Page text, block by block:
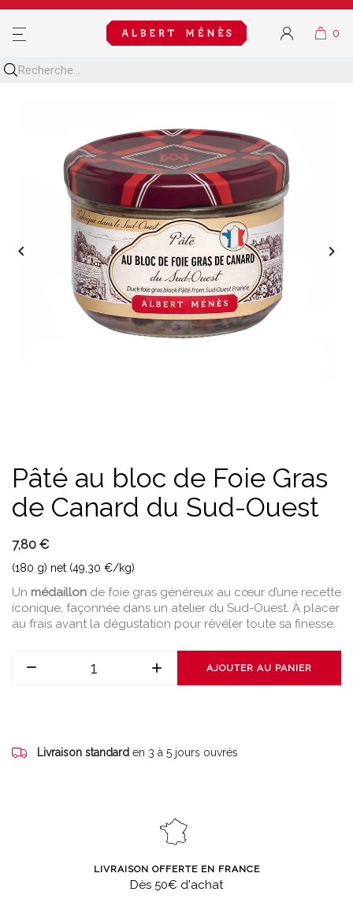
MENU
 
Pâté au bloc de Foie Gras
de Canard du Sud-Ouest
7,80 €
(180 g) net (49,30 €/kg)
Un médaillon de foie gras généreux au cœur d’une recette
iconique, façonnée dans un atelier du Sud-Ouest. À placer
au frais avant la dégustation pour révéler toute sa finesse.
AJOUTER AU PANIER
Livraison standard en 3 à 5 jours ouvrés
LIVRAISON OFFERTE EN FRANCE
Dès 50€ d'achat